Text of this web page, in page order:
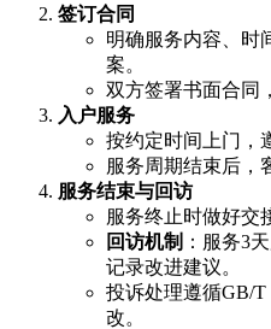
签订合同
明确服务内容、时
案。
双方签署书面合同
入户服务
按约定时间上门，
服务周期结束后，
服务结束与回访
服务终止时做好交
回访机制 ：服务3
记录改进建议。
投诉处理遵循GB/T
改。